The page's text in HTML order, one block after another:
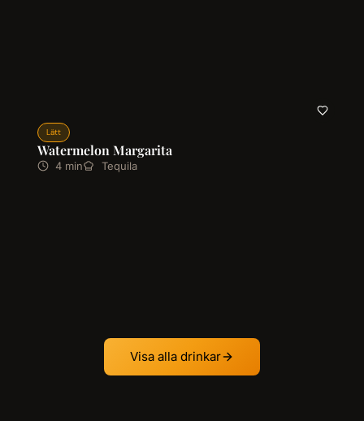
Lätt
Watermelon Margarita
4 min Tequila
Visa alla drinkar